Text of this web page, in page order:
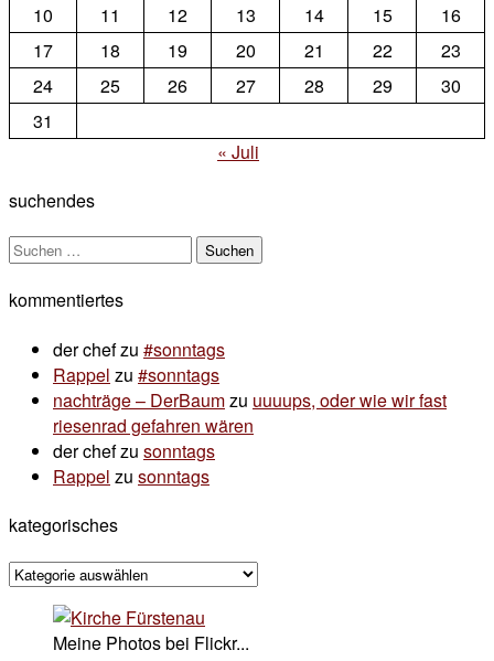
10
11 12 13 14 15
16
17
18 19 20 21 22
23
24
25 26 27 28 29
30
31
« Juli
suchendes
Suchen
kommentiertes
der chefzu #sonntags
Rappel zu #sonntags
nachträge – DerBaumzu uuuups, oder wie wir fast
riesenrad gefahren wären
der chefzu sonntags
Rappel zu sonntags
kategorisches
kategorisches
Meine Photos bei Flickr...